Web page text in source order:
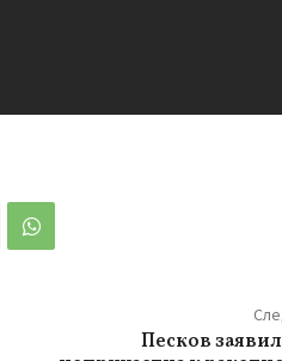
Песков